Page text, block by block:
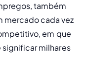
também
mercado cada vez
em que
significar milhares